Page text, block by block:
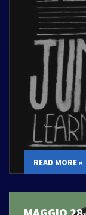
READ MORE »